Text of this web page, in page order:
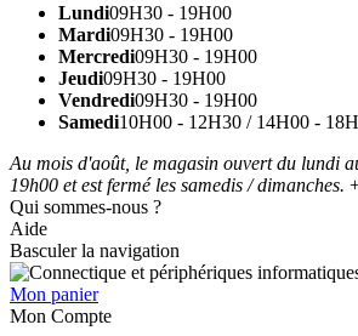
Lundi09H30 - 19H00
Mardi09H30 - 19H00
Mercredi09H30 - 19H00
Jeudi09H30 - 19H00
Vendredi09H30 - 19H00
Samedi10H00 - 12H30 / 14H00 -
Au mois d'août, le magasin ouvert du lundi
19h00 et est fermé les samedis / dimanches.
Qui sommes-nous ?
Aide
Basculer la navigation
Mon panier
Mon Compte